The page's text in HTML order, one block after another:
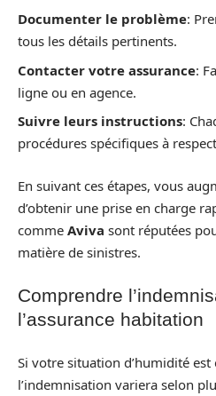
Documenter le problème:
tous les détails pertinents.
Contacter votre assurance:
ligne ou en agence.
Suivre leurs instructions:
procédures spécifiques à
En suivant ces étapes, vous
d’obtenir une prise en charge
comme Aviva sont réputées
matière de sinistres.
Comprendre
l’assurance habitation
Si votre situation d’humidité
l’indemnisation variera selon